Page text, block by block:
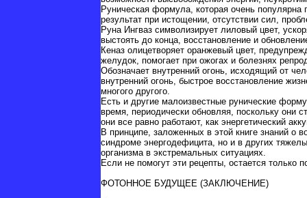
Руническая формула, которая очень
результат при истощении, отсутствии сил,
Руна Ингваз символизирует лиловый цвет,
выстоять до конца, восстановление и
Кеназ олицетворяет оранжевый цвет,
желудок, помогает при ожогах и болезнях
Обозначает внутренний огонь, исходящий от
внутренний огонь, быстрое восстановление
многого другого.
Есть и другие малоизвестные рунические
время, периодически обновляя, поскольку они
они все равно работают, как энергетический
В принципе, заложенных в этой книге знаний о
синдроме энергодефицита, но и в других
организма в экстремальных ситуациях.
Если не помогут эти рецепты, остается
ФОТОННОЕ БУДУЩЕЕ (ЗАКЛЮЧЕНИЕ)